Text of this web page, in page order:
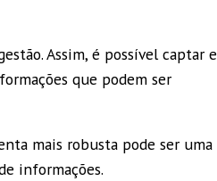
Assim, é possível captar e
que podem ser
mais robusta pode ser uma
informações.